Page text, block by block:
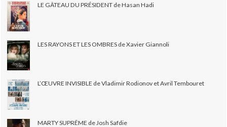
LE GÂTEAU DU PRÉSIDENT de Hasan Hadi
LES RAYONS ET LES OMBRES de Xavier Giannoli
L’ŒUVRE INVISIBLE de Vladimir Rodionov et Avril Tembouret
MARTY SUPRÊME de Josh Safdie